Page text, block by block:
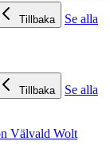
Tillbaka
Se alla
Tillbaka
Se alla
Välvald Wolt